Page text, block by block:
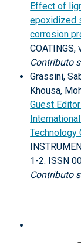
Effect of
epoxidized
corrosion
Contributo
Grassini,
Khousa,
Guest
Technology
1-2. ISSN
Contributo